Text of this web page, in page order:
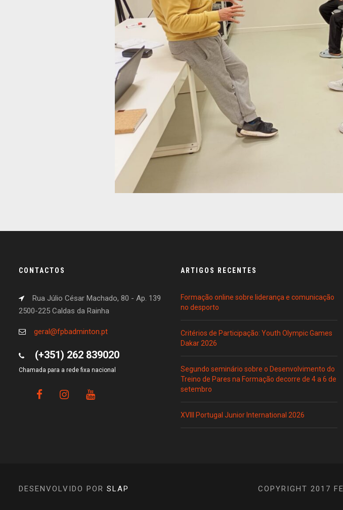
CONTACTOS
Rua Júlio César Machado, 80 - Ap. 139
2500-225 Caldas da Rainha
geral@fpbadminton.pt
(+351) 262 839020
Chamada para a rede fixa nacional
ARTIGOS RECENTES
Formação online sobre liderança e comunicação
no desporto
Critérios de Participação: Youth Olympic Games
Dakar 2026
Segundo seminário sobre o Desenvolvimento do
Treino de Pares na Formação decorre de 4 a 6 de
setembro
XVIII Portugal Junior International 2026
DESENVOLVIDO POR SLAP COPYRIGHT 2017